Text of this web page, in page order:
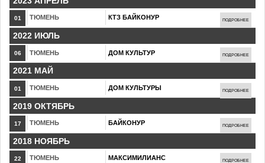
01 ТЮМЕНЬ КТЗ БАЙКОНУР ПОДРОБНЕЕ
2022 ИЮЛЬ
06 ТЮМЕНЬ ДОМ КУЛЬТУР ПОДРОБНЕЕ
2021 МАЙ
01 ТЮМЕНЬ ДОМ КУЛЬТУРЫ ПОДРОБНЕЕ
2019 ОКТЯБРЬ
17 ТЮМЕНЬ БАЙКОНУР ПОДРОБНЕЕ
2018 НОЯБРЬ
22 ТЮМЕНЬ МАКСИМИЛИАНС ПОДРОБНЕЕ